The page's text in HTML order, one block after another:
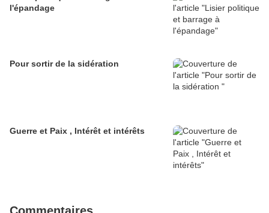
l'épandage
Pour sortir de la sidération
Guerre et Paix , Intérêt et intérêts